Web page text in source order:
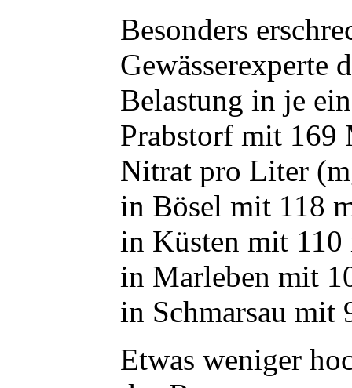
Besonders
Gewässerexperte
Belastung in je
Prabstorf mit
Nitrat pro Liter
in Bösel mit 118
in Küsten mit 110
in Marleben mit
in Schmarsau mit
Etwas weniger